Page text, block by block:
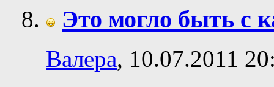
Это могло быть с
Валера, 10.07.2011